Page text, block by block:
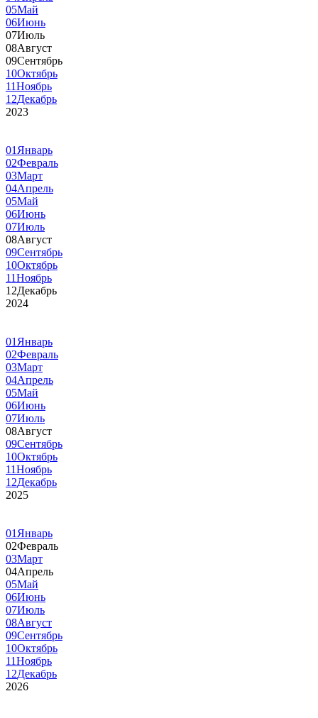
05Май
06Июнь
07Июль
08Август
09Сентябрь
10Октябрь
11Ноябрь
12Декабрь
2023
01 Январь
02Февраль
03Март
04Апрель
05Май
06Июнь
07Июль
08Август
09Сентябрь
10Октябрь
11Ноябрь
12Декабрь
2024
01 Январь
02Февраль
03Март
04Апрель
05Май
06Июнь
07Июль
08Август
09Сентябрь
10Октябрь
11Ноябрь
12Декабрь
2025
01 Январь
02Февраль
03Март
04Апрель
05Май
06Июнь
07Июль
08Август
09Сентябрь
10Октябрь
11Ноябрь
12Декабрь
2026